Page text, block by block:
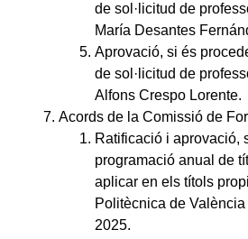
de sol·licitud de
María Desantes
Aprovació, si és
de sol·licitud de
Alfons Crespo Lorente.
Acords de la Comissió de
Ratificació i aprovació,
programació anual de
aplicar en els títols
Politècnica de
2025.